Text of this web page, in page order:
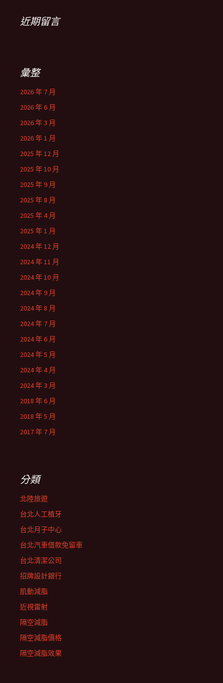
近期留言
彙整
2026 年 7 月
2026 年 6 月
2026 年 3 月
2026 年 1 月
2025 年 12 月
2025 年 10 月
2025 年 9 月
2025 年 8 月
2025 年 4 月
2025 年 1 月
2024 年 12 月
2024 年 11 月
2024 年 10 月
2024 年 9 月
2024 年 8 月
2024 年 7 月
2024 年 6 月
2024 年 5 月
2024 年 4 月
2024 年 3 月
2018 年 6 月
2018 年 5 月
2017 年 7 月
分類
北陸旅遊
台北人工植牙
台北月子中心
台北汽車借款免留車
台北清潔公司
招牌設計銀行
肌動減脂
近視雷射
隔空減脂
隔空減脂價格
隔空減脂效果